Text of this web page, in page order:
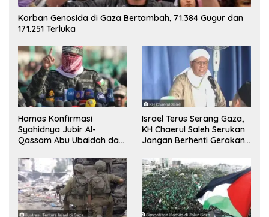
Korban Genosida di Gaza Bertambah, 71.384 Gugur dan
171.251 Terluka
Hamas Konfirmasi
Syahidnya Jubir Al-
Qassam Abu Ubaidah dan
Sinwar
Israel Terus Serang Gaza,
KH Chaerul Saleh Serukan
Jangan Berhenti Gerakan